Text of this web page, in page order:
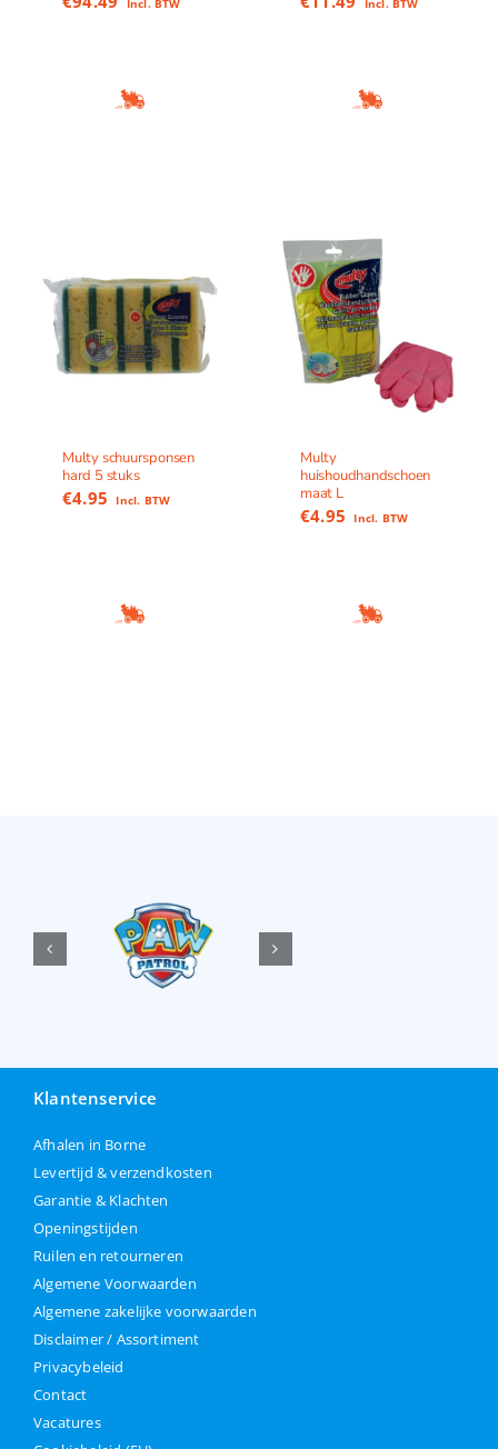
Incl. BTW Incl. BTW
Multy schuursponsen
hard 5 stuks
€4.95 Incl. BTW
Multy
huishoudhandschoen
maat L
€4.95 Incl. BTW
Klantenservice
Afhalen in Borne
Levertijd & verzendkosten
Garantie & Klachten
Openingstijden
Ruilen en retourneren
Algemene Voorwaarden
Algemene zakelijke voorwaarden
Disclaimer / Assortiment
Privacybeleid
Contact
Vacatures